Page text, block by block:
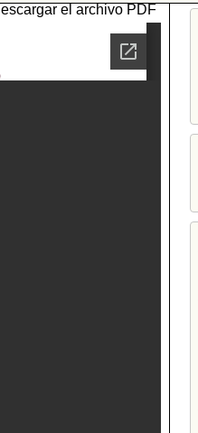
el archivo PDF